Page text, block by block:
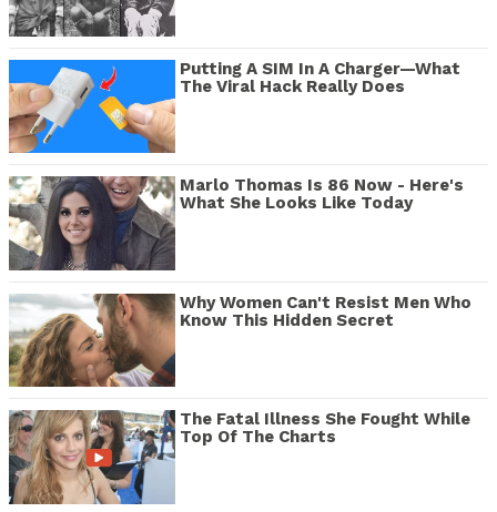
Putting A SIM In A Charger—What
The Viral Hack Really Does
Marlo Thomas Is 86 Now - Here's
What She Looks Like Today
Why Women Can't Resist Men Who
Know This Hidden Secret
The Fatal Illness She Fought While
Top Of The Charts